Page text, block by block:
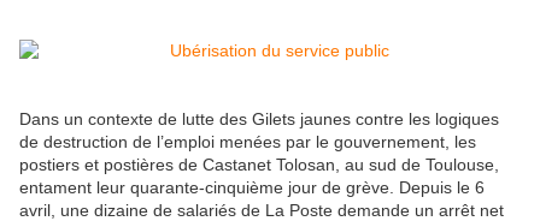
Dans un contexte de lutte des Gilets jaunes contre les logiques
de destruction de l’emploi menées par le gouvernement, les
postiers et postières de Castanet Tolosan, au sud de Toulouse,
entament leur quarante-cinquième jour de grève. Depuis le 6
avril, une dizaine de salariés de La Poste demande un arrêt net